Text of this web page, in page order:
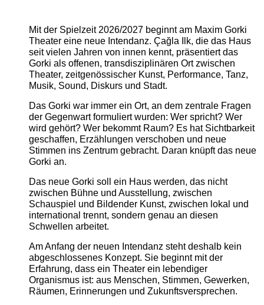
Mit der Spielzeit 2026/2027 beginnt am Maxim Gorki
Theater eine neue Intendanz. Çağla Ilk, die das Haus
seit vielen Jahren von innen kennt, präsentiert das
Gorki als offenen, transdisziplinären Ort zwischen
Theater, zeitgenössischer Kunst, Performance, Tanz,
Musik, Sound, Diskurs und Stadt.
Das Gorki war immer ein Ort, an dem zentrale Fragen
der Gegenwart formuliert wurden: Wer spricht? Wer
wird gehört? Wer bekommt Raum? Es hat Sichtbarkeit
geschaffen, Erzählungen verschoben und neue
Stimmen ins Zentrum gebracht. Daran knüpft das neue
Gorki an.
Das neue Gorki soll ein Haus werden, das nicht
zwischen Bühne und Ausstellung, zwischen
Schauspiel und Bildender Kunst, zwischen lokal und
international trennt, sondern genau an diesen
Schwellen arbeitet.
Am Anfang der neuen Intendanz steht deshalb kein
abgeschlossenes Konzept. Sie beginnt mit der
Erfahrung, dass ein Theater ein lebendiger
Organismus ist: aus Menschen, Stimmen, Gewerken,
Räumen, Erinnerungen und Zukunftsversprechen.